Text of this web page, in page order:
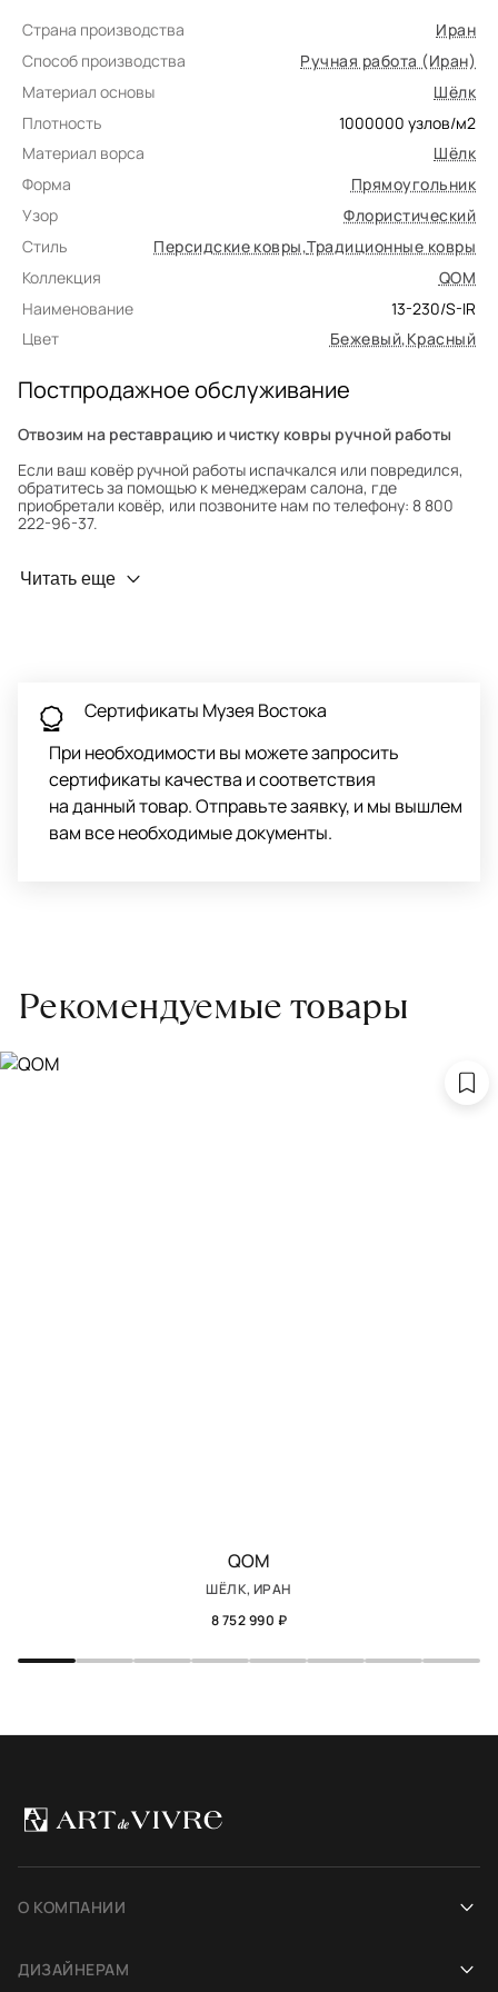
Страна производства
Иран
Способ производства
Ручная работа (Иран)
Материал основы
Шёлк
Плотность
1000000 узлов/м2
Материал ворса
Шёлк
Форма
Прямоугольник
Узор
Флористический
Стиль
Персидские ковры,Традиционные ковры
Коллекция
QOM
Наименование
13-230/S-IR
Цвет
Бежевый,Красный
Постпродажное обслуживание
Отвозим на реставрацию и чистку ковры ручной работы
Если ваш ковёр ручной работы испачкался или повредился,
обратитесь за помощью к менеджерам салона, где
приобретали ковёр, или позвоните нам по телефону: 8 800
222-96-37.
Профилактика износа
Обратитесь в салон, где приобретали ковёр, договоритесь о
заборе ковра экспертом либо привозите его в салон.
Читать еще
Сертификаты Музея Востока
При необходимости вы можете запросить
сертификаты качества и соответствия
на данный товар. Отправьте заявку, и мы вышлем
вам все необходимые документы.
Рекомендуемые товары
QOM
ШЁЛК, ИРАН
8 752 990 ₽
О КОМПАНИИ
ДИЗАЙНЕРАМ